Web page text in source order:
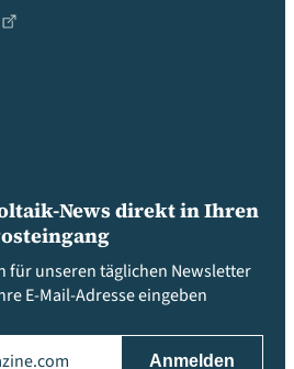
News direkt in Ihren
für unseren täglichen Newsletter
E-Mail-Adresse eingeben